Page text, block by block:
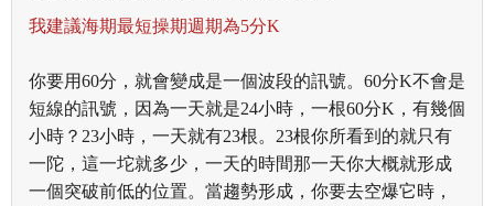
我建議海期最短操期週期為5分K
你要用60分，就會變成是一個波段的訊號。60分K不會是
短線的訊號，因為一天就是24小時，一根60分K，有幾個
小時？23小時，一天就有23根。23根你所看到的就只有
一陀，這一坨就多少，一天的時間那一天你大概就形成
一個突破前低的位置。 當趨勢形成，你要去空爆它時，